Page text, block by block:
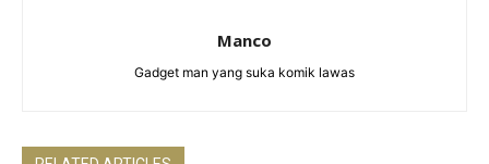
Manco
Gadget man yang suka komik lawas